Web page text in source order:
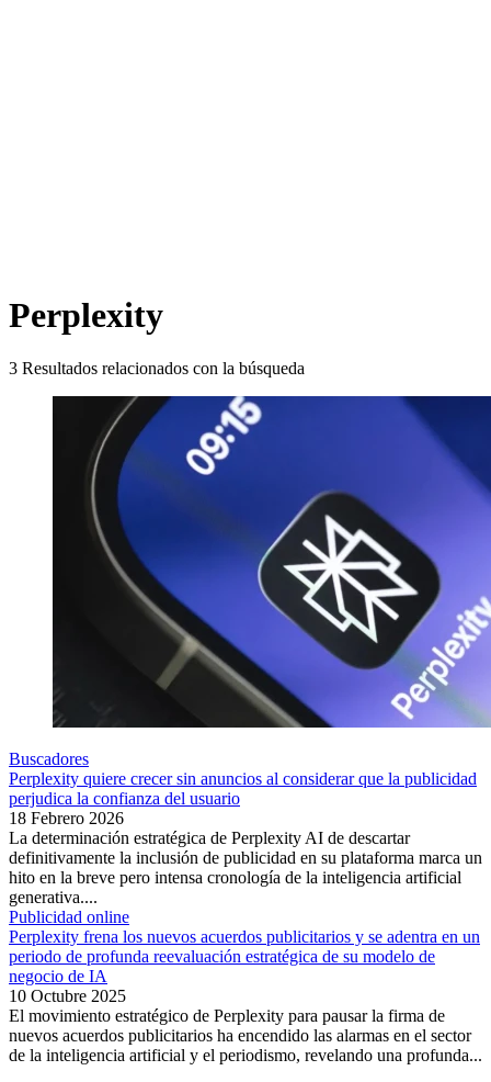
Perplexity
3 Resultados relacionados con la búsqueda
Buscadores
Perplexity quiere crecer sin anuncios al considerar que la publicidad
perjudica la confianza del usuario
18 Febrero 2026
La determinación estratégica de Perplexity AI de descartar
definitivamente la inclusión de publicidad en su plataforma marca un
hito en la breve pero intensa cronología de la inteligencia artificial
generativa....
Publicidad online
Perplexity frena los nuevos acuerdos publicitarios y se adentra en un
periodo de profunda reevaluación estratégica de su modelo de
negocio de IA
10 Octubre 2025
El movimiento estratégico de Perplexity para pausar la firma de
nuevos acuerdos publicitarios ha encendido las alarmas en el sector
de la inteligencia artificial y el periodismo, revelando una profunda...